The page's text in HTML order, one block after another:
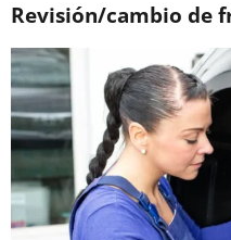
Revisión/cambio de